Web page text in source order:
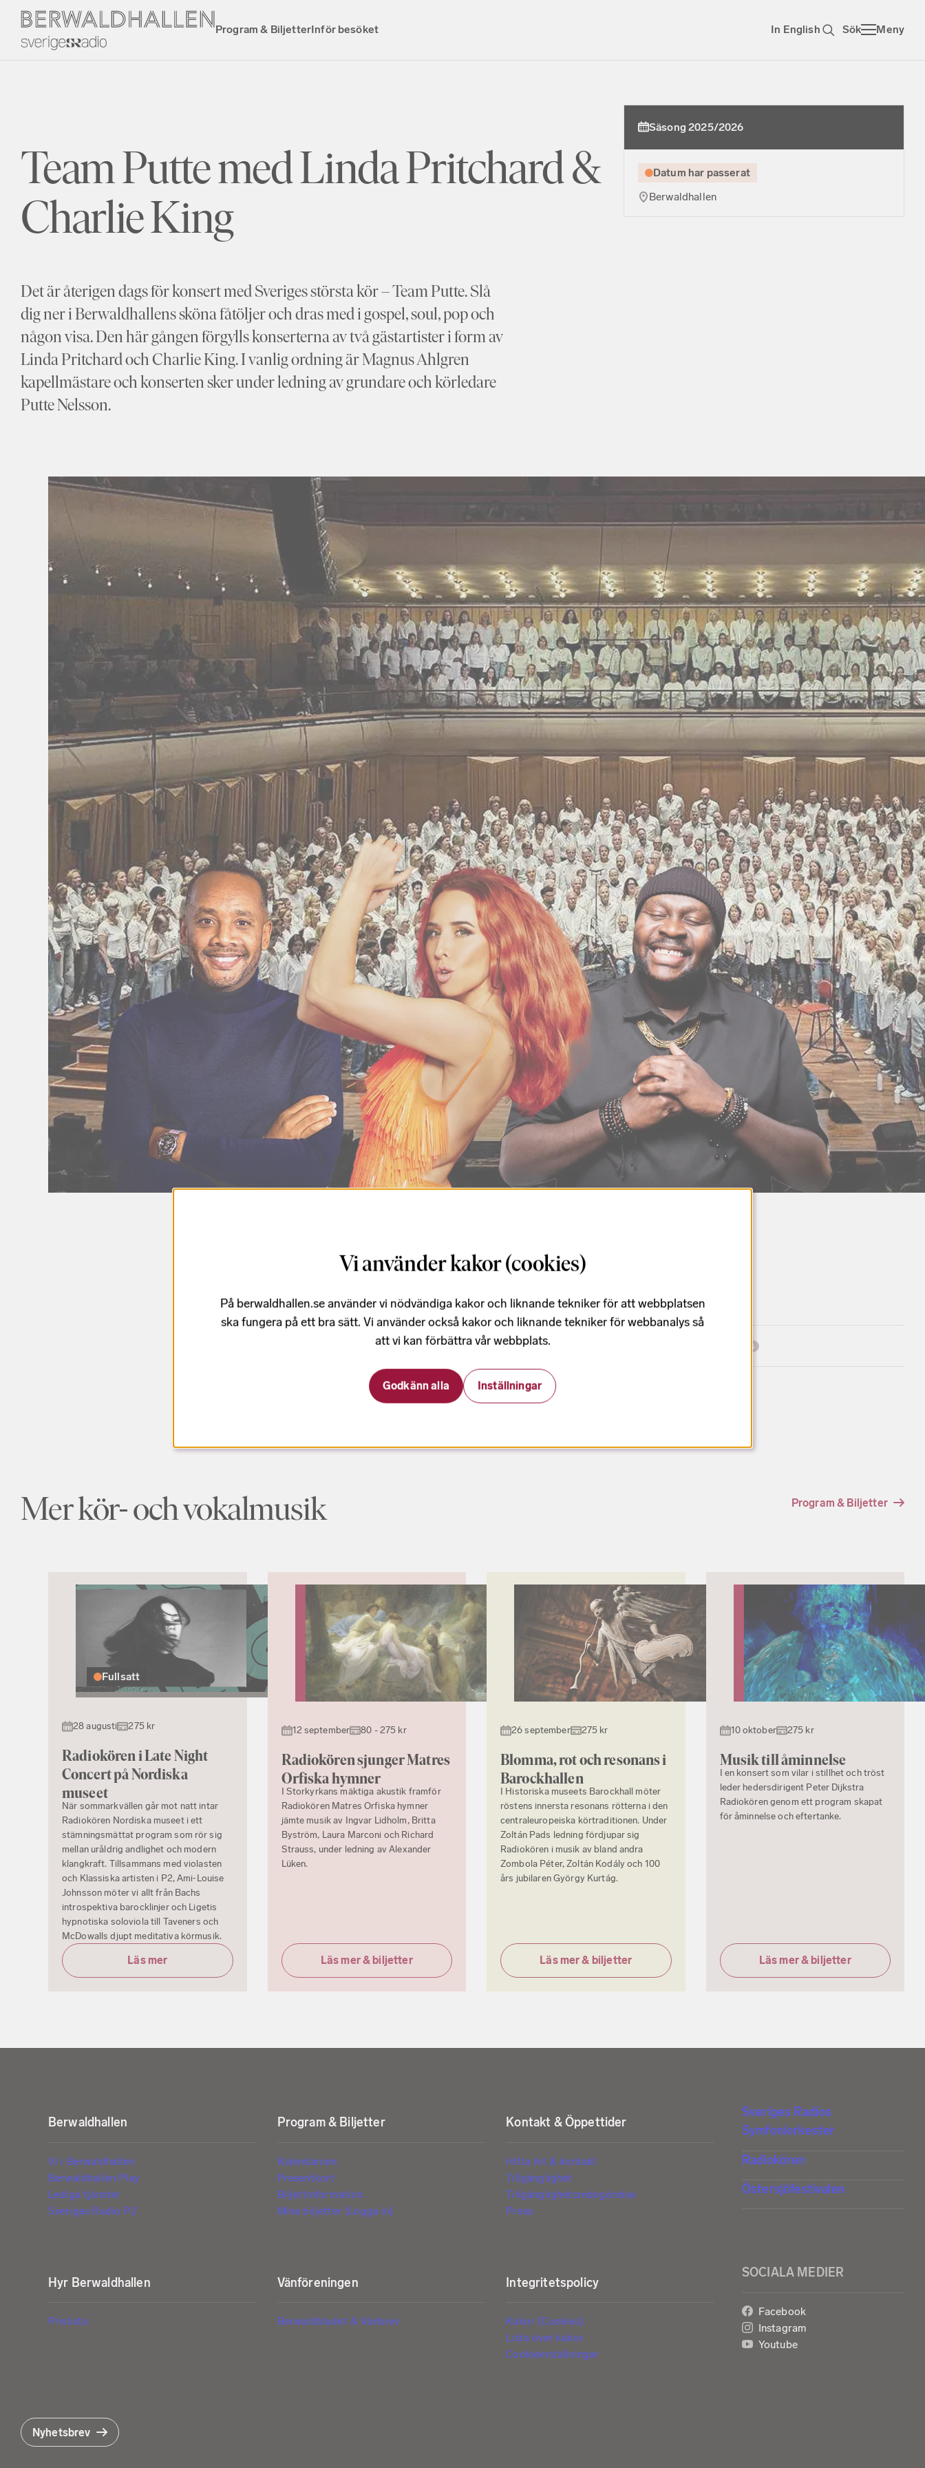
Program & BiljetterInför besöket In English Sök Meny
Team Putte med Linda Pritchard &
Charlie King
Det är återigen dags för konsert med Sveriges största kör – Team Putte. Slå
dig ner i Berwaldhallens sköna fåtöljer och dras med i gospel, soul, pop och
någon visa. Den här gången förgylls konserterna av två gästartister i form av
Linda Pritchard och Charlie King. I vanlig ordning är Magnus Ahlgren
kapellmästare och konserten sker under ledning av grundare och körledare
Putte Nelsson.
Säsong 2025/2026
Datum har passerat
Berwaldhallen
Team Putte
Mer kör- och vokalmusik Program & Biljetter
Fullsatt
28 augusti 275 kr
Radiokören i Late Night
Concert på Nordiska
museet
När sommarkvällen går mot natt intar
Radiokören Nordiska museet i ett
stämningsmättat program som rör sig
mellan uråldrig andlighet och modern
klangkraft. Tillsammans med violasten
och Klassiska artisten i P2, Ami‑Louise
Johnsson möter vi allt från Bachs
introspektiva barocklinjer och Ligetis
hypnotiska soloviola till Taveners och
McDowalls djupt meditativa körmusik.
Läs mer
12 september 80 - 275 kr
Radiokören sjunger Matres
Orfiska hymner
I Storkyrkans mäktiga akustik framför
Radiokören Matres Orfiska hymner
jämte musik av Ingvar Lidholm, Britta
Byström, Laura Marconi och Richard
Strauss, under ledning av Alexander
Lüken.
Läs mer & biljetter
26 september 275 kr
Blomma, rot och resonans i
Barockhallen
I Historiska museets Barockhall möter
röstens innersta resonans rötterna i den
centraleuropeiska körtraditionen. Under
Zoltán Pads ledning fördjupar sig
Radiokören i musik av bland andra
Zombola Péter, Zoltán Kodály och 100
års jubilaren György Kurtág.
Läs mer & biljetter
10 oktober 275 kr
Musik till åminnelse
I en konsert som vilar i stillhet och tröst
leder hedersdirigent Peter Dijkstra
Radiokören genom ett program skapat
för åminnelse och eftertanke.
Läs mer & biljetter
Berwaldhallen
Vi i Berwaldhallen
Berwaldhallen Play
Lediga tjänster
Sveriges Radio P2
Program & Biljetter
Kalendarium
Presentkort
Biljettinformation
Mina biljetter (Logga in)
Kontakt & Öppettider
Hitta hit & kontakt
Tillgänglighet
Tillgänglighetsredogörelse
Press
Hyr Berwaldhallen
Prislista
Vänföreningen
Berwaldbladet & Vänbrev
Integritetspolicy
Kakor (Cookies)
Lista över kakor
Cookieinställningar
Sveriges Radios
Symfoniorkester
Radiokören
Östersjöfestivalen
SOCIALA MEDIER
Facebook
Instagram
Youtube
Nyhetsbrev
Vi använder kakor (cookies)
På berwaldhallen.se använder vi nödvändiga kakor och liknande tekniker för att webbplatsen
ska fungera på ett bra sätt. Vi använder också kakor och liknande tekniker för webbanalys så
att vi kan förbättra vår webbplats.
Godkänn alla Inställningar